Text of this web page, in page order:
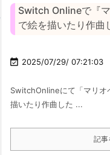
Switch Onlineで『
で絵を描いたり作曲
 2025/07/29/ 07:21:03
SwitchOnlineにて「マリオ
描いたり作曲した ...
記事